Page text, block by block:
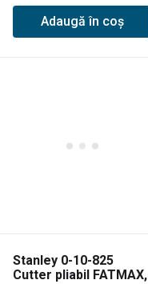
Adaugă în coș
Stanley 0-10-825
Cutter pliabil FATMAX,